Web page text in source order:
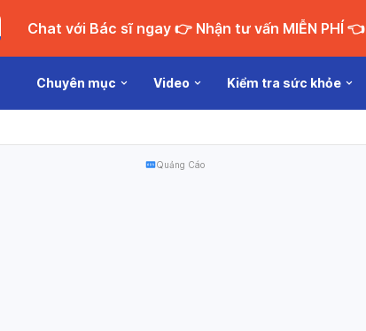
Chat với Bác sĩ ngay 👉 Nhận tư vấn MIỄN PHÍ 👈
Chuyên mục Video Kiểm tra sức khỏe
Quảng Cáo